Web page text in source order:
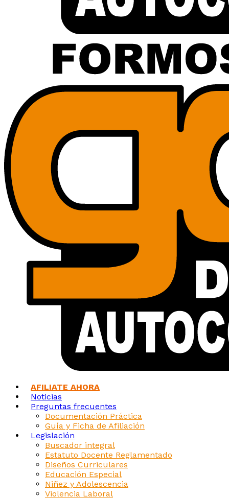
AFILIATE AHORA
Noticias
Preguntas frecuentes
Documentación Práctica
Guía y Ficha de Afiliación
Legislación
Buscador integral
Estatuto Docente Reglamentado
Diseños Curriculares
Educación Especial
Niñez y Adolescencia
Violencia Laboral